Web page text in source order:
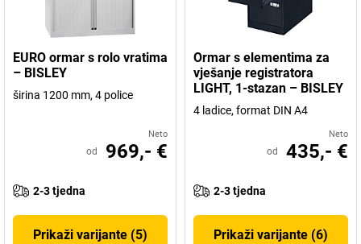
EURO ormar s rolo vratima
– BISLEY
širina 1200 mm, 4 police
Neto
od 969,- €
2-3 tjedna
Prikaži varijante (5)
Ormar s elementima za
vješanje registratora
LIGHT, 1-stazan – BISLEY
4 ladice, format DIN A4
Neto
od 435,- €
2-3 tjedna
Prikaži varijante (6)